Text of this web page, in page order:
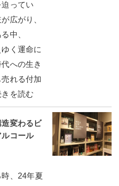
ってい
広がり、
中、
く運命に
への生き
れる付加
を読む
変わるビ
コール
、24年夏